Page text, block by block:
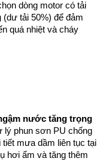
dòng motor có tải
(dư tải 50%) để đảm
quá nhiệt và cháy
nước tăng trọng
phun sơn PU chống
mưa dầm liên tục tại
hơi ẩm và tăng thêm